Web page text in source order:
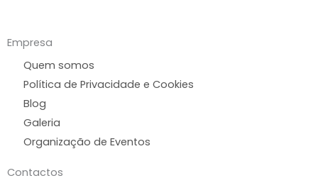
Empresa
Quem somos
Política de Privacidade e Cookies
Blog
Galeria
Organização de Eventos
Contactos